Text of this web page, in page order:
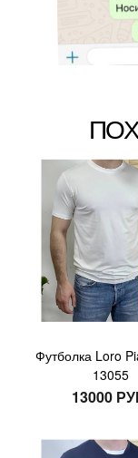
Футболка Loro
13055
13000